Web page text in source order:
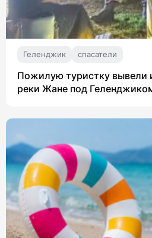
Геленджик спасатели
Пожилую туристку вывели
реки Жане под